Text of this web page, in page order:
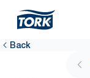
Back